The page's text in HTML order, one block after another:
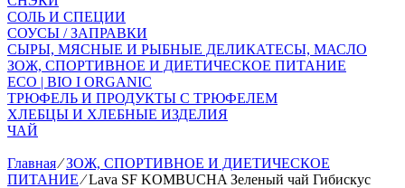
СОЛЬ И СПЕЦИИ
СОУСЫ / ЗАПРАВКИ
СЫРЫ, МЯСНЫЕ И РЫБНЫЕ ДЕЛИКАТЕСЫ, МАСЛО
ЗОЖ, СПОРТИВНОЕ И ДИЕТИЧЕСКОЕ ПИТАНИЕ
ECO | BIO I ORGANIC
ТРЮФЕЛЬ И ПРОДУКТЫ С ТРЮФЕЛЕМ
ХЛЕБЦЫ И ХЛЕБНЫЕ ИЗДЕЛИЯ
ЧАЙ
Главная⁄ЗОЖ, СПОРТИВНОЕ И ДИЕТИЧЕСКОЕ
ПИТАНИЕ ⁄ Lava SF KOMBUCHA Зеленый чай Гибискус